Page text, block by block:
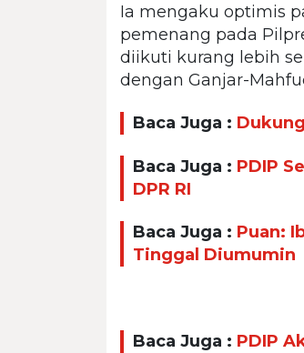
Ia mengaku optimis
pemenang pada
diikuti kurang lebih
dengan Ganjar-
Baca Juga :
Baca Juga : PDIP
DPR RI
Baca Juga : Puan:
Tinggal Diumumin
Baca Juga : PDIP